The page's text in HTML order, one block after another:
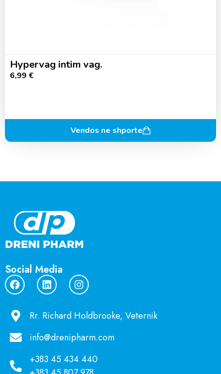
Hypervag intim vag.
6,99 €
Vendos ne shporte
Social Media
Rr. Richard Holdbrooke, Veternik
info@drenipharm.com
+383 45 434 440